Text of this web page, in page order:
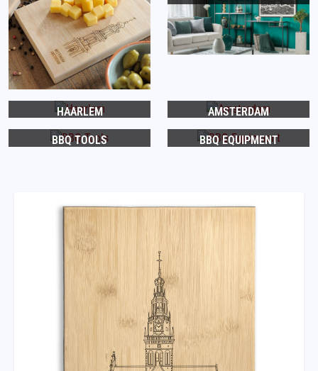
HAARLEM AMSTERDAM
BBQ TOOLS BBQ EQUIPMENT